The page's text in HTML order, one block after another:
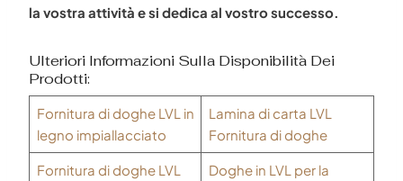
la vostra attività e si dedica al vostro successo.
Ulteriori Informazioni Sulla Disponibilità Dei
Prodotti:
Fornitura di doghe LVL in
legno impiallacciato
Lamina di carta LVL
Fornitura di doghe
Fornitura di doghe LVL
Doghe in LVL per la